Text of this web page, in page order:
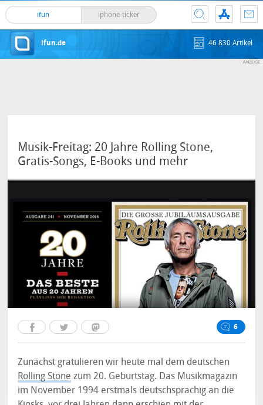
ifun iphone-ticker
ifun.de 46 830 Artikel
Musik-Freitag: 20 Jahre Rolling Stone,
Gratis-Songs, E-Books und mehr
6
Zunächst gratulieren wir heute mal dem deutschen
Rolling Stone zum 20. Geburtstag. Das Musikmagazin
im November 1994 erstmals deutschsprachig an die